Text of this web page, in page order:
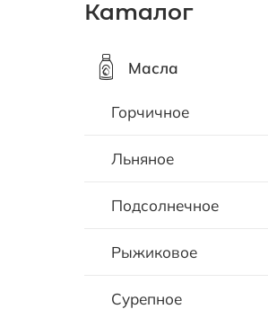
Каталог
Масла
Горчичное
Льняное
Подсолнечное
Рыжиковое
Сурепное